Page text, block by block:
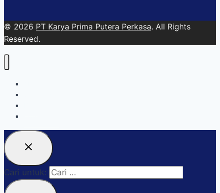
© 2026 PT Karya Prima Putera Perkasa. All Rights
Reserved.
Cari untuk: